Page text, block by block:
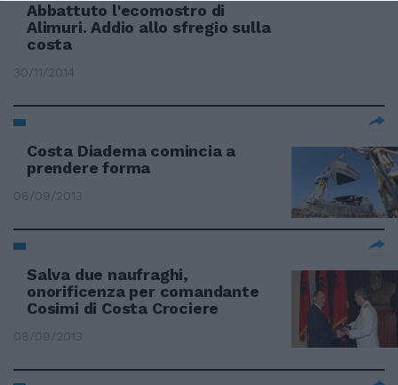
Abbattuto l'ecomostro di
Alimuri. Addio allo sfregio sulla
costa
30/11/2014
Costa Diadema comincia a
prendere forma
08/09/2013
Salva due naufraghi,
onorificenza per comandante
Cosimi di Costa Crociere
08/09/2013